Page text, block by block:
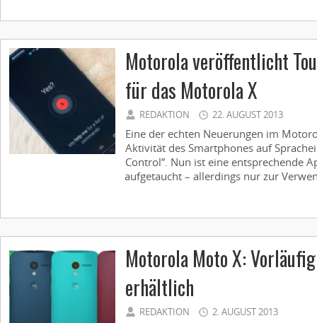
Motorola veröffentlicht
für das Motorola X
REDAKTION 22. AUGUST 2013
Eine der echten Neuerungen im
Aktivität des Smartphones auf
Control”. Nun ist eine entsprechende
aufgetaucht – allerdings nur zur
Motorola Moto X:
erhältlich
REDAKTION 2. AUGUST 2013